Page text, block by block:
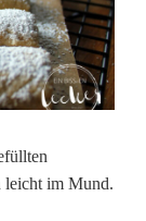
leicht im Mund.